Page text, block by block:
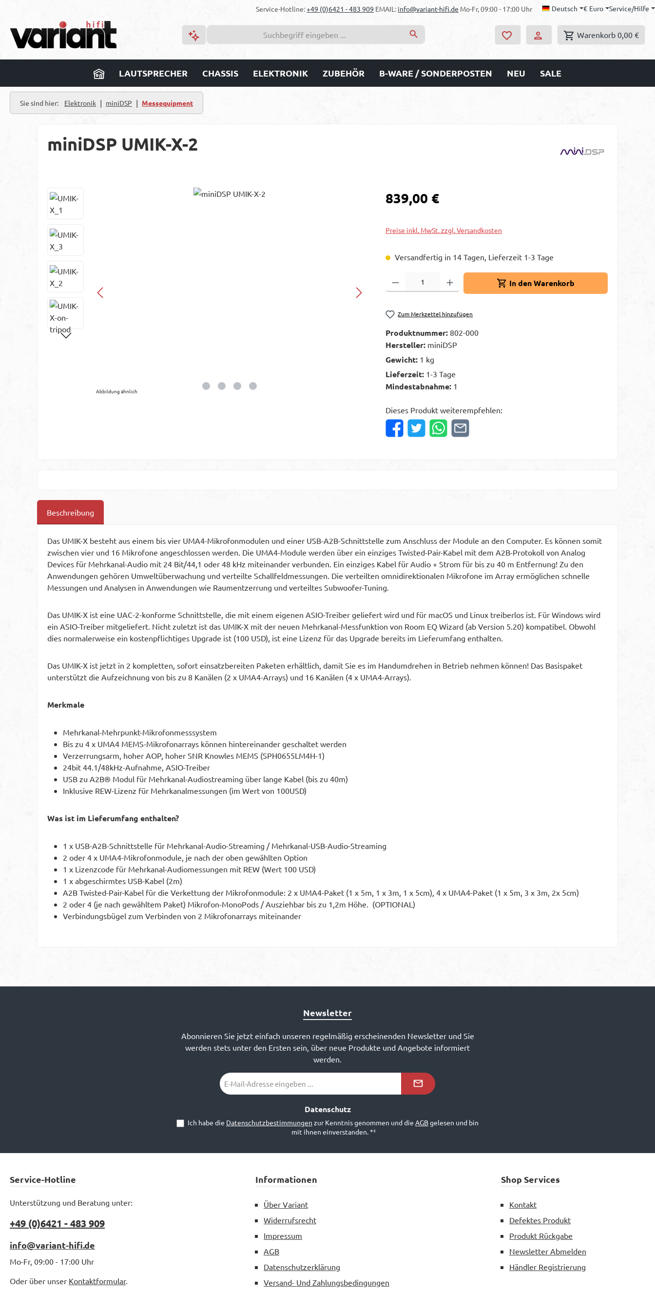
Service-Hotline:+49 (0)6421 - 483 909 EMAIL: info@variant-hifi.de Mo-Fr, 09:00 - 17:00 Uhr Deutsch € Euro Service/Hilfe
Warenkorb 0,00 €
LAUTSPRECHER CHASSIS ELEKTRONIK ZUBEHÖR B-WARE / SONDERPOSTEN NEU SALE
Sie sind hier: Elektronik | miniDSP | Messequipment
miniDSP UMIK-X-2
Bildergalerie überspringen
Abbildung ähnlich
Regulärer Preis:
839,00 €
Preise inkl. MwSt. zzgl. Versandkosten
Versandfertig in 14 Tagen, Lieferzeit 1-3 Tage
Produkt Anzahl: Gib den gewünschten Wert ein oder benutze die Schaltflächen um die
In den Warenkorb
Zum Merkzettel hinzufügen
Produktnummer: 802-000
Hersteller: miniDSP
Gewicht: 1 kg
Lieferzeit: 1-3 Tage
Mindestabnahme: 1
Dieses Produkt weiterempfehlen:
Beschreibung
Das UMIK-X besteht aus einem bis vier UMA4-Mikrofonmodulen und einer USB-A2B-Schnittstelle zum Anschluss der Module an den Computer. Es können somit
zwischen vier und 16 Mikrofone angeschlossen werden. Die UMA4-Module werden über ein einziges Twisted-Pair-Kabel mit dem A2B-Protokoll von Analog
Devices für Mehrkanal-Audio mit 24 Bit/44,1 oder 48 kHz miteinander verbunden. Ein einziges Kabel für Audio + Strom für bis zu 40 m Entfernung! Zu den
Anwendungen gehören Umweltüberwachung und verteilte Schallfeldmessungen. Die verteilten omnidirektionalen Mikrofone im Array ermöglichen schnelle
Messungen und Analysen in Anwendungen wie Raumentzerrung und verteiltes Subwoofer-Tuning.
Das UMIK-X ist eine UAC-2-konforme Schnittstelle, die mit einem eigenen ASIO-Treiber geliefert wird und für macOS und Linux treiberlos ist. Für Windows wird
ein ASIO-Treiber mitgeliefert. Nicht zuletzt ist das UMIK-X mit der neuen Mehrkanal-Messfunktion von Room EQ Wizard (ab Version 5.20) kompatibel. Obwohl
dies normalerweise ein kostenpflichtiges Upgrade ist (100 USD), ist eine Lizenz für das Upgrade bereits im Lieferumfang enthalten.
Das UMIK-X ist jetzt in 2 kompletten, sofort einsatzbereiten Paketen erhältlich, damit Sie es im Handumdrehen in Betrieb nehmen können! Das Basispaket
unterstützt die Aufzeichnung von bis zu 8 Kanälen (2 x UMA4-Arrays) und 16 Kanälen (4 x UMA4-Arrays).
Merkmale
Mehrkanal-Mehrpunkt-Mikrofonmesssystem
Bis zu 4 x UMA4 MEMS-Mikrofonarrays können hintereinander geschaltet werden
Verzerrungsarm, hoher AOP, hoher SNR Knowles MEMS (SPH0655LM4H-1)
24bit 44.1/48kHz-Aufnahme, ASIO-Treiber
USB zu A2B® Modul für Mehrkanal-Audiostreaming über lange Kabel (bis zu 40m)
Inklusive REW-Lizenz für Mehrkanalmessungen (im Wert von 100USD)
Was ist im Lieferumfang enthalten?
1 x USB-A2B-Schnittstelle für Mehrkanal-Audio-Streaming / Mehrkanal-USB-Audio-Streaming
2 oder 4 x UMA4-Mikrofonmodule, je nach der oben gewählten Option
1 x Lizenzcode für Mehrkanal-Audiomessungen mit REW (Wert 100 USD)
1 x abgeschirmtes USB-Kabel (2m)
A2B Twisted-Pair-Kabel für die Verkettung der Mikrofonmodule: 2 x UMA4-Paket (1 x 5m, 1 x 3m, 1 x 5cm), 4 x UMA4-Paket (1 x 5m, 3 x 3m, 2x 5cm)
2 oder 4 (je nach gewähltem Paket) Mikrofon-MonoPods / Ausziehbar bis zu 1,2m Höhe. (OPTIONAL)
Verbindungsbügel zum Verbinden von 2 Mikrofonarrays miteinander
Newsletter
Abonnieren Sie jetzt einfach unseren regelmäßig erscheinenden Newsletter und Sie
werden stets unter den Ersten sein, über neue Produkte und Angebote informiert
werden.
E-
Mail-
Datenschutz
Ich habe die Datenschutzbestimmungen zur Kenntnis genommen und die AGBgelesen und bin
mit ihnen einverstanden.*²
Service-Hotline
Unterstützung und Beratung unter:
+49 (0)6421 - 483 909
info@variant-hifi.de
Mo-Fr, 09:00 - 17:00 Uhr
Oder über unser Kontaktformular.
Informationen
Über Variant
Widerrufsrecht
Impressum
AGB
Datenschutzerklärung
Versand- Und Zahlungsbedingungen
Shop Services
Kontakt
Defektes Produkt
Produkt Rückgabe
Newsletter Abmelden
Händler Registrierung